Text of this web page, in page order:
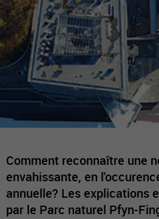
Comment reconnaître une
envahissante, en
annuelle? Les explications
par le Parc naturel Pfyn-